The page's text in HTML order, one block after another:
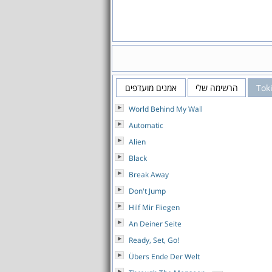
הרשימה שלי אמנים מועדפים
World Behind My Wall
Automatic
Alien
Black
Break Away
Don't Jump
Hilf Mir Fliegen
An Deiner Seite
Ready, Set, Go!
Übers Ende Der Welt